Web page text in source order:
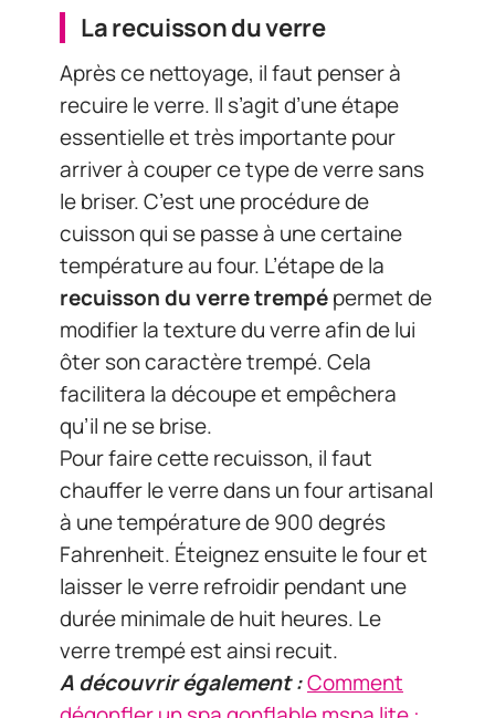
La recuisson du verre
Après ce nettoyage, il faut penser à
recuire le verre. Il s’agit d’une étape
essentielle et très importante pour
arriver à couper ce type de verre sans
le briser. C’est une procédure de
cuisson qui se passe à une certaine
température au four. L’étape de la
recuisson du verre trempépermet de
modifier la texture du verre afin de lui
ôter son caractère trempé. Cela
facilitera la découpe et empêchera
qu’il ne se brise.
Pour faire cette recuisson, il faut
chauffer le verre dans un four artisanal
à une température de 900 degrés
Fahrenheit. Éteignez ensuite le four et
laisser le verre refroidir pendant une
durée minimale de huit heures. Le
verre trempé est ainsi recuit.
A découvrir également :Comment